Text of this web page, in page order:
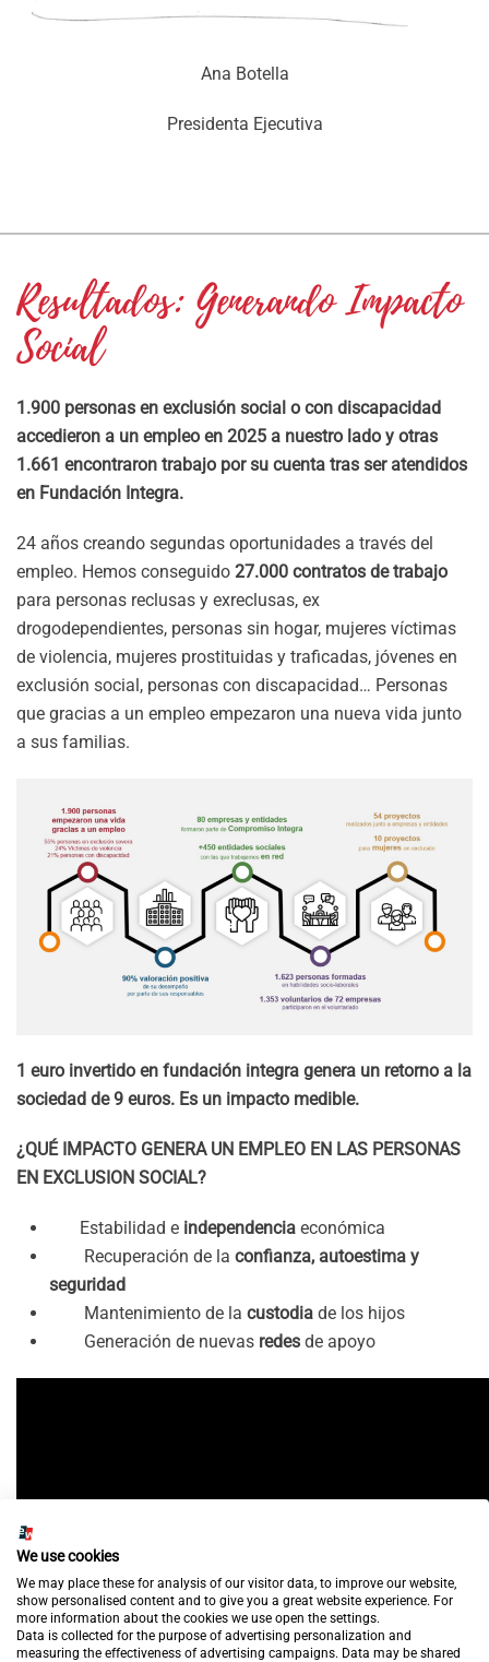
Ana Botella
Presidenta Ejecutiva
Resultados: Generando Impacto
Social
1.900 personas en exclusión social o con discapacidad
accedieron a un empleo en 2025 a nuestro lado y otras
1.661 encontraron trabajo por su cuenta tras ser atendidos
en Fundación Integra.
24 años creando segundas oportunidades a través del
empleo. Hemos conseguido 27.000 contratos de trabajo
para personas reclusas y exreclusas, ex
drogodependientes, personas sin hogar, mujeres víctimas
de violencia, mujeres prostituidas y traficadas, jóvenes en
exclusión social, personas con discapacidad… Personas
que gracias a un empleo empezaron una nueva vida junto
a sus familias.
1 euro invertido en fundación integra genera un retorno a la
sociedad de 9 euros. Es un impacto medible.
¿QUÉ IMPACTO GENERA UN EMPLEO EN LAS PERSONAS
EN EXCLUSION SOCIAL?
Estabilidad e independencia económica
Recuperación de la confianza, autoestima y
seguridad
Mantenimiento de la custodia de los hijos
Generación de nuevas redes de apoyo
We use cookies
We may place these for analysis of our visitor data, to improve our website,
show personalised content and to give you a great website experience. For
more information about the cookies we use open the settings.
Data is collected for the purpose of advertising personalization and
measuring the effectiveness of advertising campaigns. Data may be shared